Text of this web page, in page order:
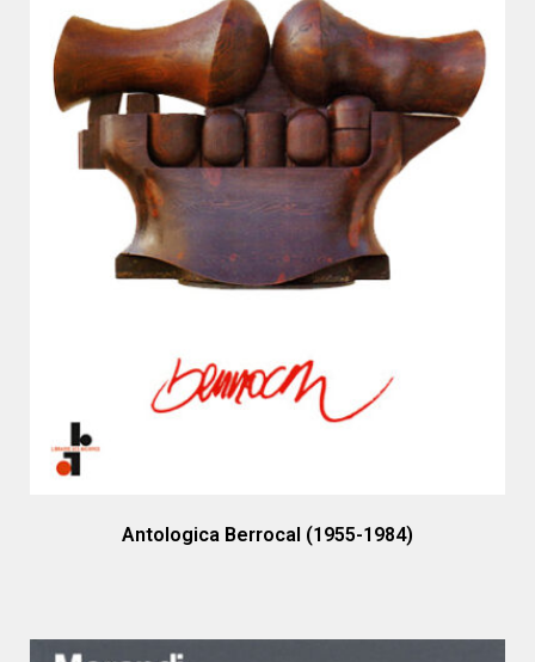
Antologica Berrocal (1955-1984)